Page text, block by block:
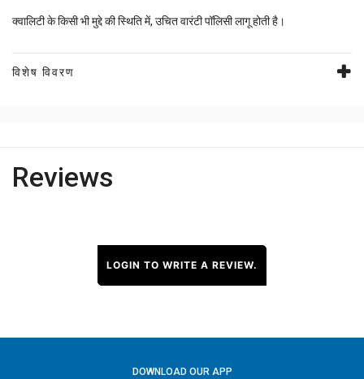
क्वालिटी के किसी भी मुद्दे की स्थिति में, उचित वारंटी पॉलिसी लागू होती है।
विशेष विवरण
Reviews
LOGIN TO WRITE A REVIEW.
DOWNLOAD OUR APP